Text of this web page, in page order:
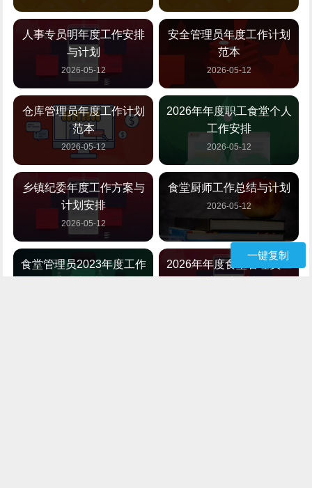
人事专员明年度工作安排
与计划
2026-05-12
安全管理员年度工作计划
范本
2026-05-12
仓库管理员年度工作计划
范本
2026-05-12
2026年年度职工食堂个人
工作安排
2026-05-12
乡镇纪委年度工作方案与
计划安排
2026-05-12
食堂厨师工作总结与计划
2026-05-12
食堂管理员2023年度工作
2026年年度食堂管理员工
一键复制